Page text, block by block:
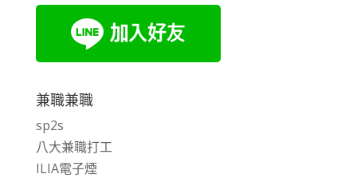
兼職兼職
sp2s
八大兼職打工
ILIA電子煙